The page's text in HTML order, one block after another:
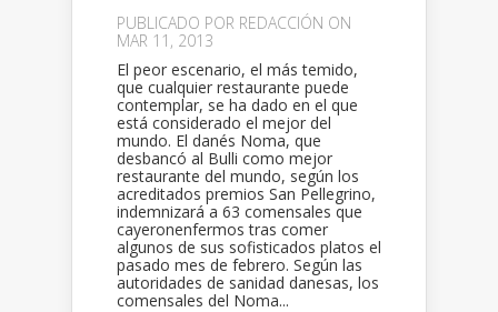
PUBLICADO POR REDACCIÓN ON
MAR 11, 2013
El peor escenario, el más temido,
que cualquier restaurante puede
contemplar, se ha dado en el que
está considerado el mejor del
mundo. El danés Noma, que
desbancó al Bulli como mejor
restaurante del mundo, según los
acreditados premios San Pellegrino,
indemnizará a 63 comensales que
cayeronenfermos tras comer
algunos de sus sofisticados platos el
pasado mes de febrero. Según las
autoridades de sanidad danesas, los
comensales del Noma...